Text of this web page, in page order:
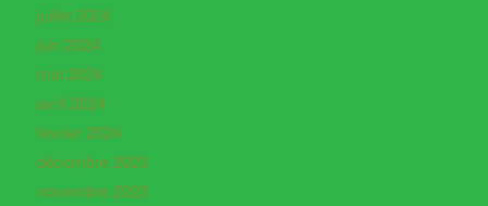
juillet 2024
juin 2024
mai 2024
avril 2024
février 2024
décembre 2023
novembre 2023